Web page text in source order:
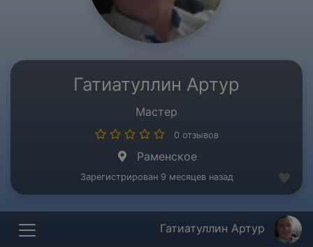
Гатиатуллин Артур
Мастер
0 отзывов
Раменское
Зарегистрирован 9 месяцев назад
Гатиатуллин Артур